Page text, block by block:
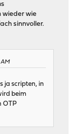
wieder wie
sinnvoller.
AM
ja scripten, in
beim
OTP